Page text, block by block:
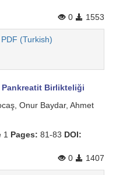
0
1553
PDF (Turkish)
Birlikteliği
Onur Baydar, Ahmet
1 Pages: 81-83 DOI:
0
1407